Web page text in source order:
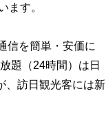
ます。
信を簡単・安価に
題（24時間）は日
、訪日観光客には新